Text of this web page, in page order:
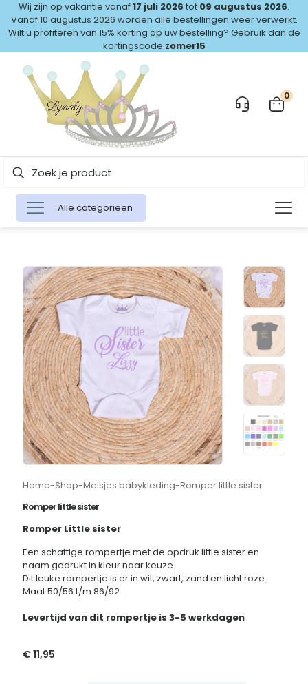
Wij zijn op vakantie vanaf17 juli 2026 tot 09 augustus 2026.
Vanaf 10 augustus 2026 worden alle bestellingen weer verwerkt.
Wilt u profiteren van 15% korting op uw bestelling? Gebruik dan de
kortingscode zomer15
0
Alle categorieën
Home-Shop-Meisjes babykleding-Romper little sister
Romper little sister
Romper Little sister
Een schattige rompertje met de opdruk little sister en
naam gedrukt in kleur naar keuze.
Dit leuke rompertje is er in wit, zwart, zand en licht roze.
Maat 50/56 t/m 86/92
Levertijd van dit rompertje is 3-5 werkdagen
€11,95